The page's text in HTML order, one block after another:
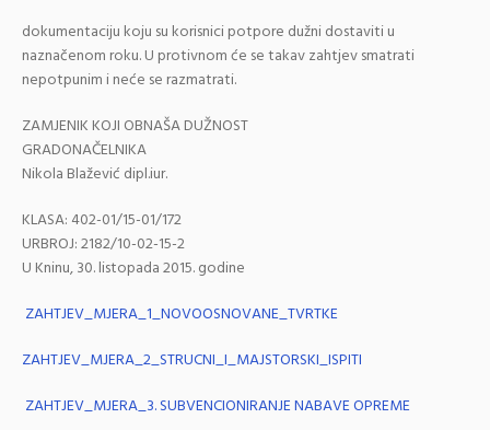
dokumentaciju koju su korisnici potpore dužni dostaviti u
naznačenom roku. U protivnom će se takav zahtjev smatrati
nepotpunim i neće se razmatrati.
ZAMJENIK KOJI OBNAŠA DUŽNOST
GRADONAČELNIKA
Nikola Blažević dipl.iur.
KLASA: 402-01/15-01/172
URBROJ: 2182/10-02-15-2
U Kninu, 30. listopada 2015. godine
ZAHTJEV_MJERA_1_NOVOOSNOVANE_TVRTKE
ZAHTJEV_MJERA_2_STRUCNI_I_MAJSTORSKI_ISPITI
ZAHTJEV_MJERA_3. SUBVENCIONIRANJE NABAVE OPREME